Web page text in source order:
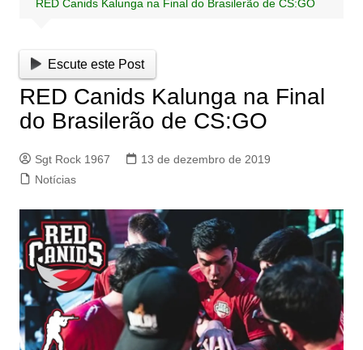
RED Canids Kalunga na Final do Brasilerão de CS:GO
Escute este Post
RED Canids Kalunga na Final
do Brasilerão de CS:GO
Sgt Rock 1967
13 de dezembro de 2019
Notícias